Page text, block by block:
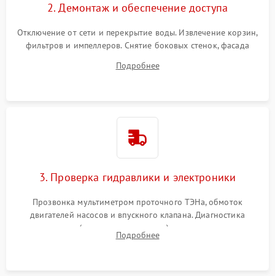
2. Демонтаж и обеспечение доступа
Отключение от сети и перекрытие воды. Извлечение корзин,
фильтров и импеллеров. Снятие боковых стенок, фасада
циркуляционному насосу, ТЭНу и сливной помпе.
Подробнее
3. Проверка гидравлики и электроники
Прозвонка мультиметром проточного ТЭНа, обмоток
двигателей насосов и впускного клапана. Диагностика
прессостата (датчика уровня воды), датчика мутности,
концевика дверцы и электронного модуля управления.
Подробнее